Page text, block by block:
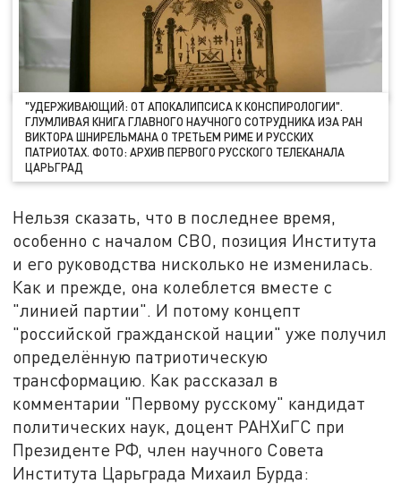
"УДЕРЖИВАЮЩИЙ: ОТ АПОКАЛИПСИСА К КОНСПИРОЛОГИИ".
ГЛУМЛИВАЯ КНИГА ГЛАВНОГО НАУЧНОГО СОТРУДНИКА ИЭА РАН
ВИКТОРА ШНИРЕЛЬМАНА О ТРЕТЬЕМ РИМЕ И РУССКИХ
ПАТРИОТАХ. ФОТО: АРХИВ ПЕРВОГО РУССКОГО ТЕЛЕКАНАЛА
ЦАРЬГРАД
Нельзя сказать, что в последнее время,
особенно с началом СВО, позиция Института
и его руководства нисколько не изменилась.
Как и прежде, она колеблется вместе с
"линией партии". И потому концепт
"российской гражданской нации" уже получил
определённую патриотическую
трансформацию. Как рассказал в
комментарии "Первому русскому" кандидат
политических наук, доцент РАНХиГС при
Президенте РФ, член научного Совета
Института Царьграда Михаил Бурда: